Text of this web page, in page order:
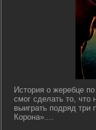
История о жеребце
смог сделать то, что
выиграть подряд три
Корона»....